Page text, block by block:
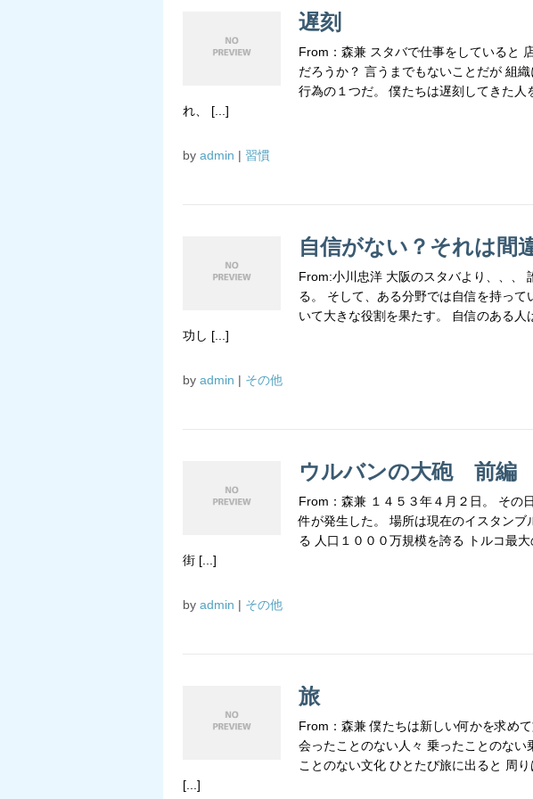
遅刻
From：森兼 スタバで仕事をしていると
だろうか？ 言うまでもないことだが 組
行為の１つだ。 僕たちは遅刻してきた人
れ、 [...]
by admin | 習慣
自信がない？それは間
From:小川忠洋 大阪のスタバより、、、
る。 そして、ある分野では自信を持っ
いて大きな役割を果たす。 自信のある
功し [...]
by admin | その他
ウルバンの大砲 前編
From：森兼 １４５３年４月２日。 その
件が発生した。 場所は現在のイスタン
る 人口１０００万規模を誇る トルコ最
街 [...]
by admin | その他
旅
From：森兼 僕たちは新しい何かを求め
会ったことのない人々 乗ったことのな
ことのない文化 ひとたび旅に出ると 周
[...]